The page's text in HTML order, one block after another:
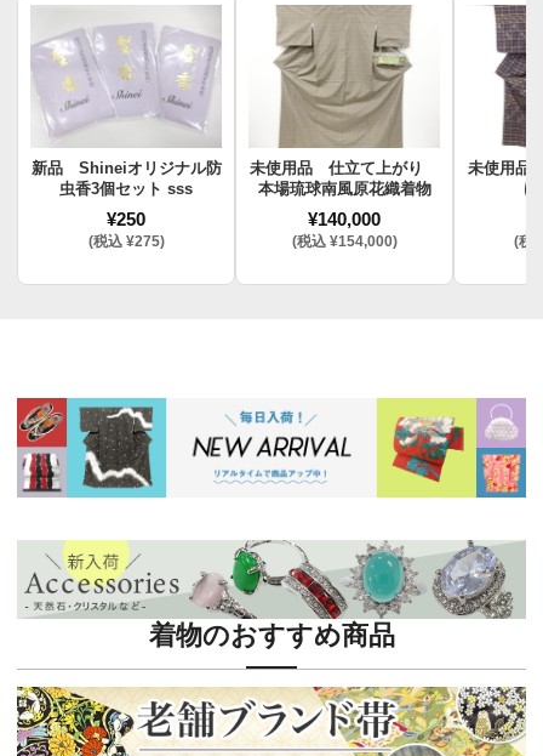
新品 Shineiオリジナル防
虫香3個セット sss
¥250
(税込 ¥275)
未使用品 仕立て上がり
本場琉球南風原花織着物
¥140,000
(税込 ¥154,000)
未使用品
(税
着物のおすすめ商品